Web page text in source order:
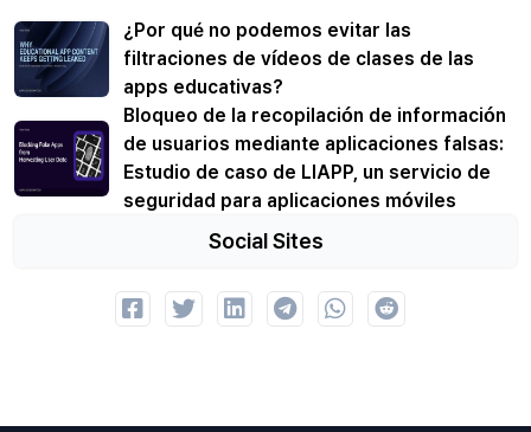
¿Por qué no podemos evitar las
filtraciones de vídeos de clases de las
apps educativas?
Bloqueo de la recopilación de información
de usuarios mediante aplicaciones falsas:
Estudio de caso de LIAPP, un servicio de
seguridad para aplicaciones móviles
Social Sites